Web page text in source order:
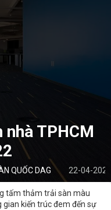
TPHCM
QUỐC DAG 22-04-
tấm thảm trải sàn màu
gian kiến trúc đem đến sự